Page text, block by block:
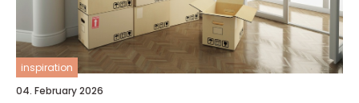
inspiration
04. February 2026